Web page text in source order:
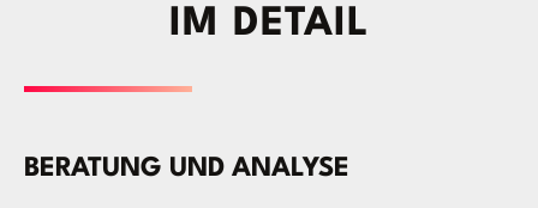
IM DETAIL
BERATUNG UND ANALYSE